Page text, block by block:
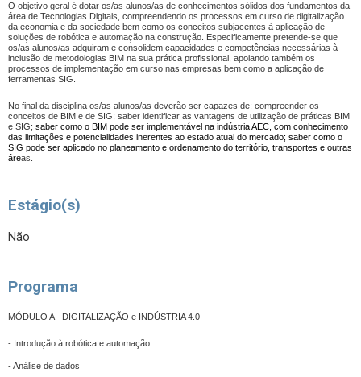
O objetivo geral é dotar os/as alunos/as de conhecimentos sólidos dos fundamentos da
área de Tecnologias Digitais, compreendendo os processos em curso de digitalização
da economia e da sociedade bem como os conceitos subjacentes à aplicação de
soluções de robótica e automação na construção. Especificamente pretende-se que
os/as alunos/as adquiram e consolidem capacidades e competências necessárias à
inclusão de metodologias BIM na sua prática profissional, apoiando também os
processos de implementação em curso nas empresas bem como a aplicação de
ferramentas SIG.
No final da disciplina os/as alunos/as deverão ser capazes de: compreender os
conceitos de BIM e de SIG; saber identificar as vantagens de utilização de práticas BIM
e SIG; saber como o BIM pode ser implementável na indústria AEC, com conhecimento
das limitações e potencialidades inerentes ao estado atual do mercado; saber como o
SIG pode ser aplicado no planeamento e ordenamento do território, transportes e outras
áreas.
Estágio(s)
Não
Programa
MÓDULO A - DIGITALIZAÇÃO e INDÚSTRIA 4.0
- Introdução à robótica e automação
- Análise de dados